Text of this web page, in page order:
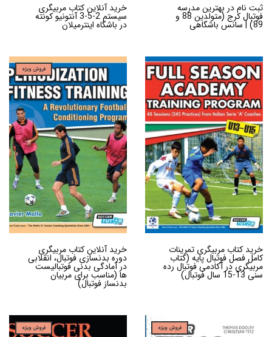
ثبت نام در بهترین مدرسه
فوتبال کرج (متولدین 88 و
89) | سانس باشگاهی
خرید آنلاین کتاب مربیگری
سیستم 2-5-3 آنتونیو کونته
در باشگاه اینترمیلان
خرید کتاب مربیگری تمرینات
کامل فصل فوتبال پایه (کتاب
مربیگری در آکادمی فوتبال رده
سنی 13-15 سال فوتبال)
فروش ویژه
خرید آنلاین کتاب مربیگری
دوره بدنسازی فوتبال، انقلابی
در آمادگی بدنی فوتبالیست
ها (مناسب برای مربیان
بدنساز فوتبال)
فروش ویژه فروش ویژه